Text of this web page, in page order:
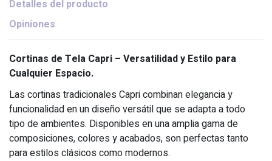
Detalles del producto
Opiniones
Cortinas de Tela Capri – Versatilidad y Estilo para
Cualquier Espacio.
Las cortinas tradicionales Capri combinan elegancia y
funcionalidad en un diseño versátil que se adapta a todo
tipo de ambientes. Disponibles en una amplia gama de
composiciones, colores y acabados, son perfectas tanto
para estilos clásicos como modernos.